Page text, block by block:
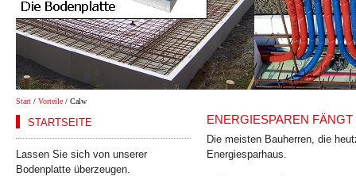
Start / Vorteile / Calw
STARTSEITE
Lassen Sie sich von unserer
Bodenplatte überzeugen.
ENERGIESPAREN
Die meisten Bauherren, die
Energiesparhaus.